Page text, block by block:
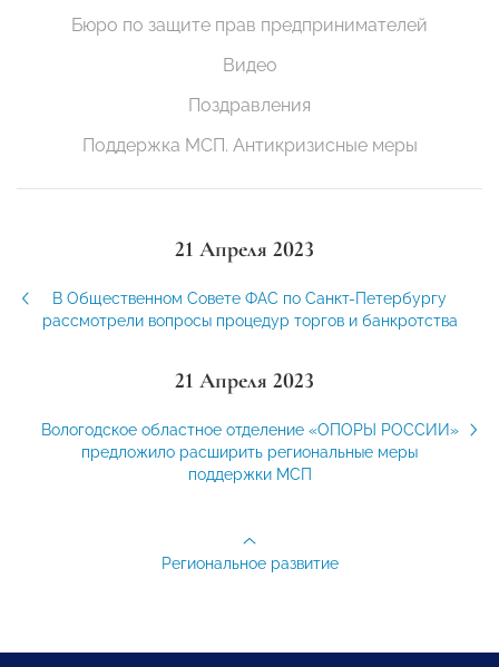
Бюро по защите прав предпринимателей
Видео
Поздравления
Поддержка МСП. Антикризисные меры
21 Апреля 2023
В Общественном Совете ФАС по Санкт-Петербургу
рассмотрели вопросы процедур торгов и банкротства
21 Апреля 2023
Вологодское областное отделение «ОПОРЫ РОССИИ»
предложило расширить региональные меры
поддержки МСП
Региональное развитие